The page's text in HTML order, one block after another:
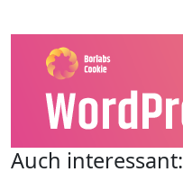
Auch interessant: